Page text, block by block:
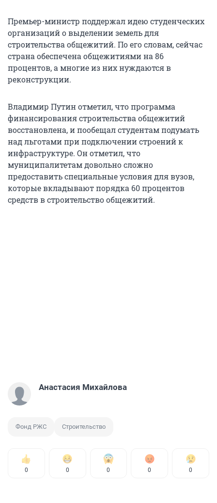
Премьер-министр поддержал идею студенческих
организаций о выделении земель для
строительства общежитий. По его словам, сейчас
страна обеспечена общежитиями на 86
процентов, а многие из них нуждаются в
реконструкции.
Владимир Путин отметил, что программа
финансирования строительства общежитий
восстановлена, и пообещал студентам подумать
над льготами при подключении строений к
инфраструктуре. Он отметил, что
муниципалитетам довольно сложно
предоставить специальные условия для вузов,
которые вкладывают порядка 60 процентов
средств в строительство общежитий.
Анастасия Михайлова
Фонд РЖС Строительство
0 0 0 0 0